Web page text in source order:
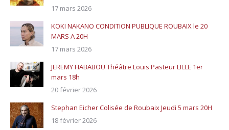
17 mars 2026
KOKI NAKANO CONDITION PUBLIQUE ROUBAIX le 20
MARS A 20H
17 mars 2026
JEREMY HABABOU Théâtre Louis Pasteur LILLE 1er
mars 18h
20 février 2026
Stephan Eicher Colisée de Roubaix Jeudi 5 mars 20H
18 février 2026